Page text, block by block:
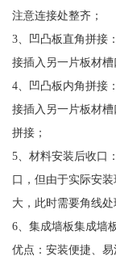
注意连接处整齐；
3、凹凸板直角拼接
接插入另一片板材槽
4、凹凸板内角拼接
接插入另一片板材
拼接；
5、材料安装后收口
口，但由于实际安
大，此时需要角线处
6、集成墙板集成墙
优点：安装便捷、